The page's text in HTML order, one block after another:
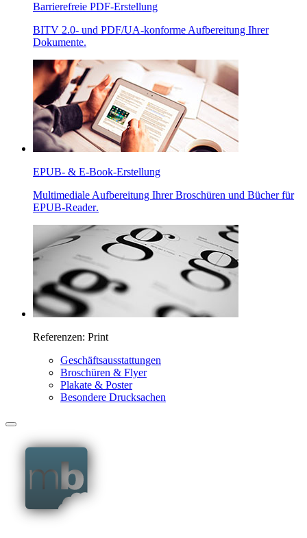
Barrierefreie PDF-Erstellung
BITV 2.0- und PDF/UA-konforme Aufbereitung Ihrer
Dokumente.
EPUB- & E-Book-Erstellung
Multimediale Aufbereitung Ihrer Broschüren und Bücher für
EPUB-Reader.
Referenzen: Print
Geschäftsausstattungen
Broschüren & Flyer
Plakate & Poster
Besondere Drucksachen